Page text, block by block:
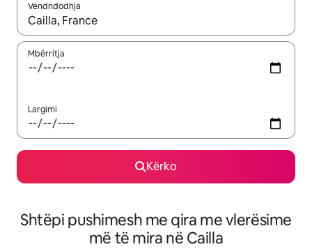
Vendndodhja
Kur rezultatet të jenë të disponueshme, lëviz me butonat e
Mbërritja
Largimi
Kërko
Shtëpi pushimesh me qira me vlerësime
më të mira në Cailla